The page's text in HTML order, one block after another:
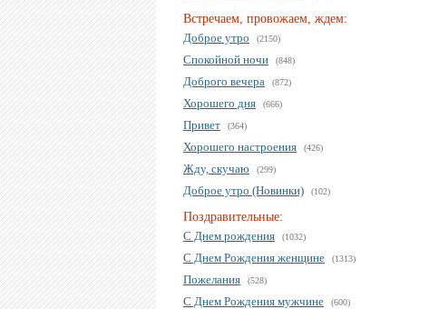
Встречаем, провожаем, ждем:
Доброе утро
(2150)
Спокойной ночи (848)
Доброго вечера (872)
Хорошего дня (666)
Привет (364)
Хорошего настроения (426)
Жду, скучаю (299)
Доброе утро (Новинки) (102)
Поздравительные:
С Днем рождения
(1032)
С Днем Рождения женщине (1313)
Пожелания (528)
С Днем Рождения мужчине (600)